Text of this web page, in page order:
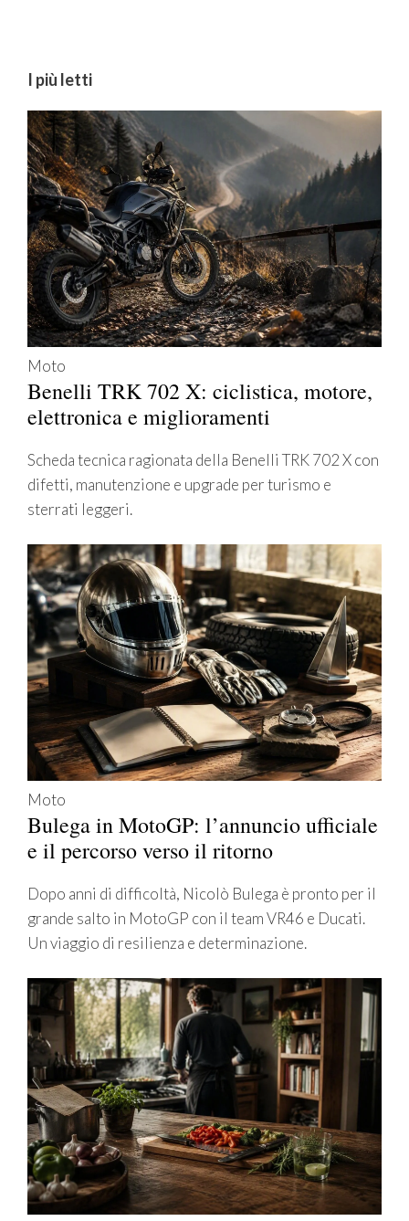
I più letti
Moto
Benelli TRK 702 X: ciclistica, motore,
elettronica e miglioramenti
Scheda tecnica ragionata della Benelli TRK 702 X con
difetti, manutenzione e upgrade per turismo e
sterrati leggeri.
Moto
Bulega in MotoGP: l’annuncio ufficiale
e il percorso verso il ritorno
Dopo anni di difficoltà, Nicolò Bulega è pronto per il
grande salto in MotoGP con il team VR46 e Ducati.
Un viaggio di resilienza e determinazione.